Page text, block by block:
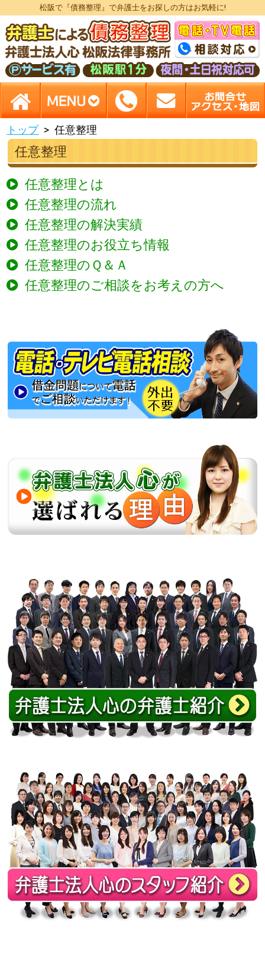
松阪で『債務整理』で弁護士をお探しの方はお気軽に!
トップ 任意整理
任意整理
任意整理とは
任意整理の流れ
任意整理の解決実績
任意整理のお役立ち情報
任意整理のＱ＆Ａ
任意整理のご相談をお考えの方へ